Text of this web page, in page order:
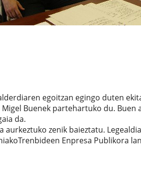
egoitzan egingo duten
Buenek partehartuko du. Buen
da.
zenik baieztatu.
Enpresa Publikora